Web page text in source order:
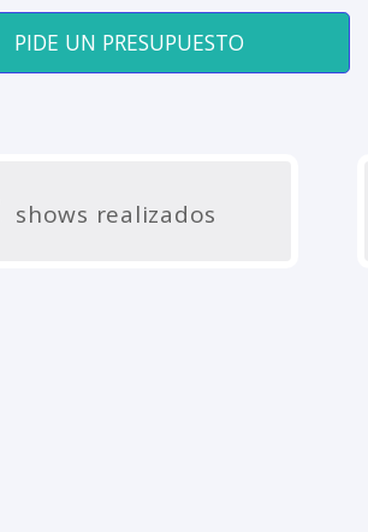
PIDE UN PRESUPUESTO
shows realizados